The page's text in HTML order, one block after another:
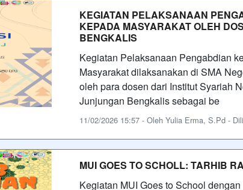
KEGIATAN PELAKSANAAN
KEPADA MASYARAKAT OLEH
BENGKALIS
Kegiatan Pelaksanaan Pengabdian
Masyarakat dilaksanakan di SMA
oleh para dosen dari Institut Syariah
Junjungan Bengkalis sebagai be
11/02/2026 15:57 - Oleh Yulia Erma, S.Pd -
MUI GOES TO SCHOLL: TARHIB
Kegiatan MUI Goes to School